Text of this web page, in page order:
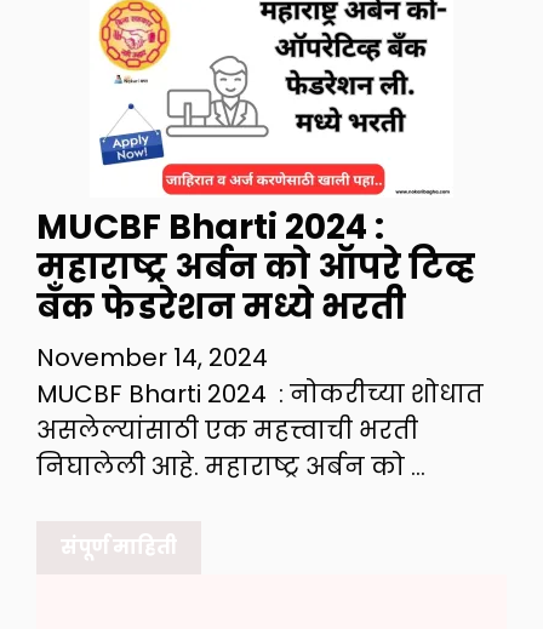
MUCBF Bharti 2024 :
महाराष्ट्र अर्बन को ऑपरे टिव्ह
बँक फेडरेशन मध्ये भरती
November 14, 2024
MUCBF Bharti 2024 : नोकरीच्या शोधात
असलेल्यांसाठी एक महत्त्वाची भरती
निघालेली आहे. महाराष्ट्र अर्बन को …
संपूर्ण माहिती